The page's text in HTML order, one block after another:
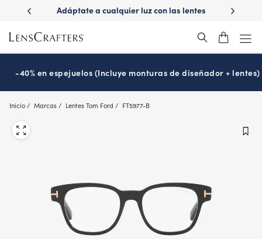
main
content
con
Adáptate a cualquier luz con las lentes
¿Es
-40% en espejuelos (Incluye monturas de diseñador + lentes)
Inicio Marcas Lentes Tom Ford FT5977-B